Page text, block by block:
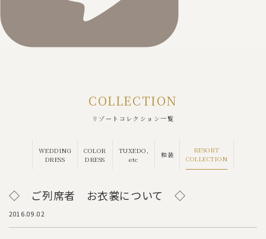
COLLECTION
リゾートコレクション一覧
WEDDING
DRESS
COLOR
DRESS
TUXEDO,
etc
和装
RESORT
COLLECTION
◇ ご列席者 お衣裳について ◇
2016.09.02